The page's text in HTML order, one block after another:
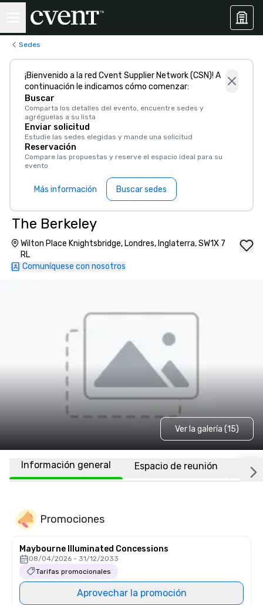
Sedes
¡Bienvenido a la red Cvent Supplier Network (CSN)! A
continuación le indicamos cómo comenzar:
Buscar
Comparta los detalles del evento, encuentre sedes y
agréguelas a su lista
Enviar solicitud
Estudie las sedes elegidas y mande una solicitud
Reservación
Compare las propuestas y reserve el espacio ideal para su
evento
Más información Buscar sedes
The Berkeley
Wilton Place Knightsbridge, Londres, Inglaterra, SW1X 7
RL
Comuníquese con nosotros
Ver la galería (15)
Información general Espacio de reunión
Promociones
Maybourne Illuminated Concessions
08/04/2026 - 31/12/2033
Tarifas promocionales
Aprovechar la promoción